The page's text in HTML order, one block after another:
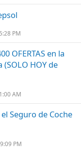
PM
OFERTAS en la
HOY de
AM
Seguro de Coche
PM